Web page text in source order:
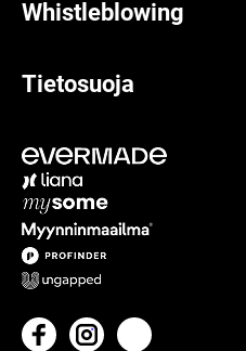
Whistleblowing
Tietosuoja